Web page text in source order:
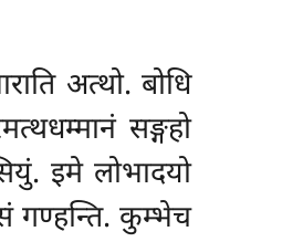
अत्थो. बोधि
सङ्गहो
इमे लोभादयो
गण्हन्ति. कुम्भेच